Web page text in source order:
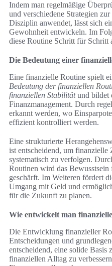
Indem man regelmäßige
und verschiedene Strategien
Disziplin anwendet, lässt sich
Gewohnheit entwickeln. Im
diese Routine Schritt für Schritt
Die Bedeutung einer
Eine finanzielle Routine spielt
Bedeutung der finanziellen
finanziellen Stabilitätund bildet
Finanzmanagement. Durch
erkannt werden, wo
effizient kontrolliert werden.
Eine strukturierte
ist entscheidend, um finanzielle
systematisch zu verfolgen.
Routinen wird das Bewusstsein
geschärft. Im Weiteren fördert
Umgang mit Geld und
für die Zukunft zu planen.
Wie entwickelt man
Die Entwicklung finanzieller
Entscheidungen und
entscheidend, eine solide Basis
finanziellen Alltag zu